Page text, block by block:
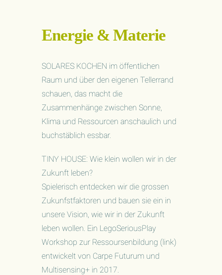
Energie & Materie
SOLARES KOCHEN im öffentlichen
Raum und über den eigenen Tellerrand
schauen, das macht die
Zusammenhänge zwischen Sonne,
Klima und Ressourcen anschaulich und
buchstäblich essbar.
TINY HOUSE: Wie klein wollen wir in der
Zukunft leben?
Spielerisch entdecken wir die grossen
Zukunfstfaktoren und bauen sie ein in
unsere Vision, wie wir in der Zukunft
leben wollen. Ein LegoSeriousPlay
Workshop zur Ressoursenbildung (link)
entwickelt von Carpe Futurum und
Multisensing+ in 2017.